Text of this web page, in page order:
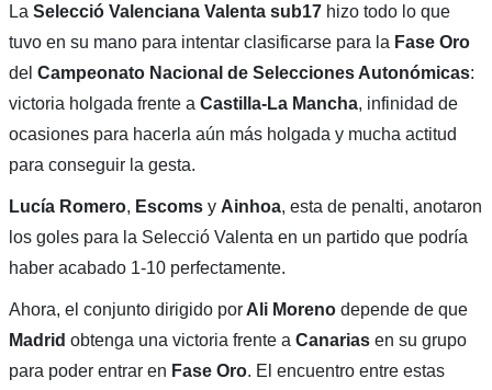
La Selecció Valenciana Valenta sub17 hizo todo lo que
tuvo en su mano para intentar clasificarse para la Fase Oro
del Campeonato Nacional de Selecciones Autonómicas:
victoria holgada frente a Castilla-La Mancha, infinidad de
ocasiones para hacerla aún más holgada y mucha actitud
para conseguir la gesta.
Lucía Romero, Escomsy Ainhoa, esta de penalti, anotaron
los goles para la Selecció Valenta en un partido que podría
haber acabado 1-10 perfectamente.
Ahora, el conjunto dirigido porAli Moreno depende de que
Madrid obtenga una victoria frente a Canariasen su grupo
para poder entrar en Fase Oro. El encuentro entre estas